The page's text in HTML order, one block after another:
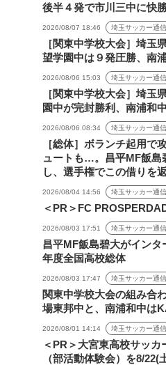
後半４発で市川三中に快
2026/08/07 18:46 埼玉サッカー通信
［関東中学校大会］埼玉
望学園中は９発圧勝、南
2026/08/06 15:03 埼玉サッカー通信
［関東中学校大会］埼玉
園中が完封勝利、南浦和
2026/08/06 08:34 埼玉サッカー通信
［総体］ボランチ起用で
ュートも…。昌平MF飯島
し、選手権でこの借りを
2026/08/04 14:56 埼玉サッカー通信
＜PR＞FC
2026/08/03 17:51 埼玉サッカー通信
昌平MF飯島碧大がインタ
年度全国高校総体
2026/08/03 17:47 埼玉サッカー通信
関東中学校大会の組み合
場東邦中と、南浦和中は
2026/08/01 14:14 埼玉サッカー通信
＜PR＞大宮東高校サッ
（部活動体験会）を8/22(